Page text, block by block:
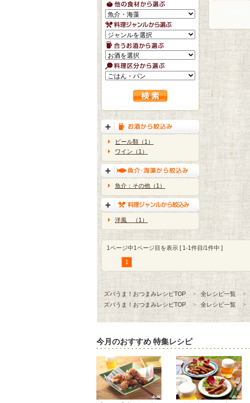
ビール類（1）
ワイン（1）
魚介：その他（1）
洋風 （1）
1ページ中1ページ目を表示 [ 1-1件目/1件中 ]
1
ズバうま！おつまみレシピTOP 全レシピ一覧
ズバうま！おつまみレシピTOP
全レシピ一覧
今月のおすすめ 特集レシピ